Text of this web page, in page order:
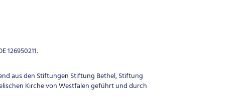
126950211.
aus den Stiftungen Stiftung Bethel, Stiftung
Kirche von Westfalen geführt und durch